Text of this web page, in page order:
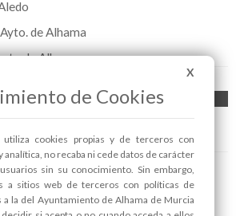
de Alhama
de Alhama
noticia en Facebook
X
de Cookies
utiliza cookies propias y de terceros con
analítica, no recaba ni cede datos de carácter
sin su conocimiento. Sin embargo,
a sitios web de terceros con políticas de
a la del Ayuntamiento de Alhama de Murcia